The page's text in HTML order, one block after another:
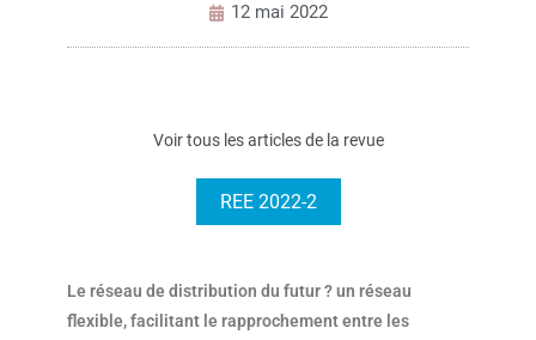
12 mai 2022
Voir tous les articles de la revue
REE 2022-2
Le réseau de distribution du futur ? un réseau
flexible, facilitant le rapprochement entre les